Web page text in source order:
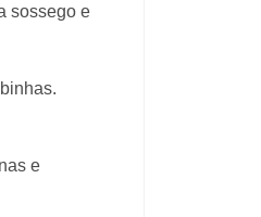
sossego e
e